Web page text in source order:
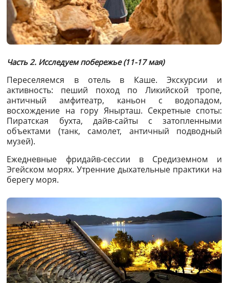
Часть 2. Исследуем побережье (11-17 мая)
Переселяемся в отель в Каше. Экскурсии и
активность: пеший поход по Ликийской тропе,
античный амфитеатр, каньон с водопадом,
восхождение на гору Янырташ. Секретные споты:
Пиратская бухта, дайв-сайты с затопленными
объектами (танк, самолет, античный подводный
музей).
Ежедневные фридайв-сессии в Средиземном и
Эгейском морях. Утренние дыхательные практики на
берегу моря.